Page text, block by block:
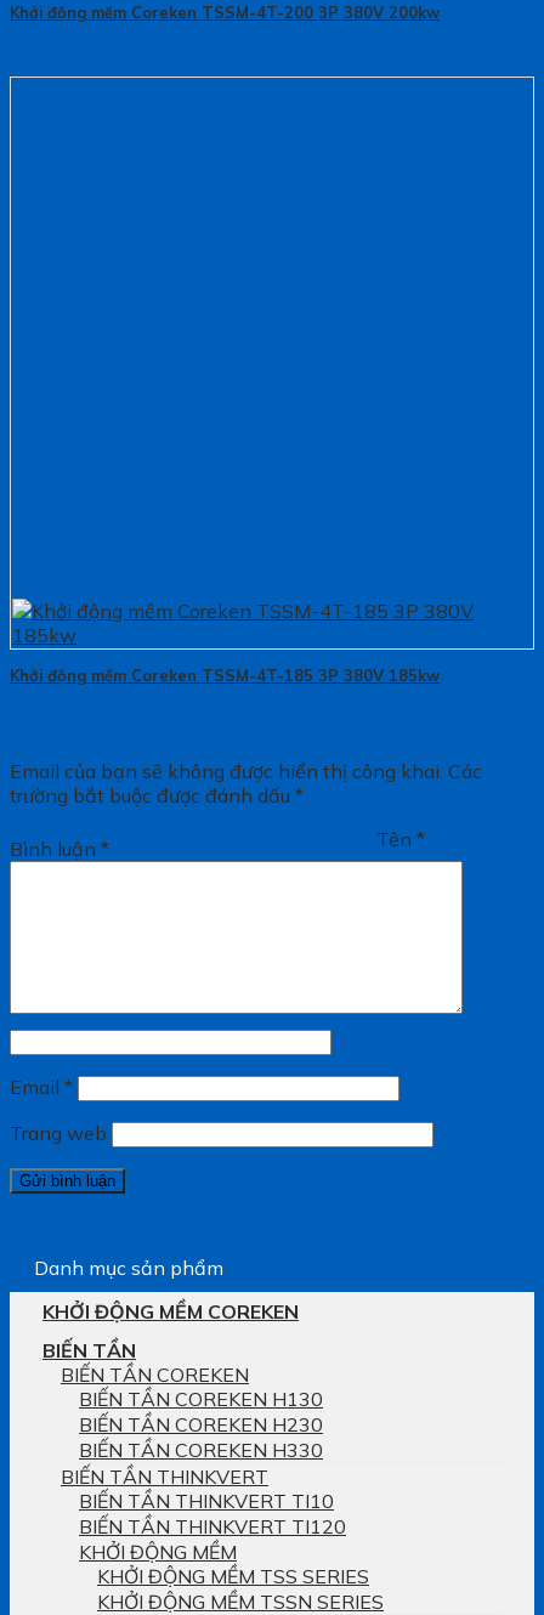
Khởi động mềm Coreken TSSM-4T-200 3P 380V 200kw
Khởi động mềm Coreken TSSM-4T-185 3P 380V 185kw
Email của bạn sẽ không được hiển thị công khai. Các
trường bắt buộc được đánh dấu *
Bình luận * Tên*
Email *
Trang web
Danh mục sản phẩm
KHỞI ĐỘNG MỀM COREKEN
BIẾN TẦN
BIẾN TẦN COREKEN
BIẾN TẦN COREKEN H130
BIẾN TẦN COREKEN H230
BIẾN TẦN COREKEN H330
BIẾN TẦN THINKVERT
BIẾN TẦN THINKVERT TI10
BIẾN TẦN THINKVERT TI120
KHỞI ĐỘNG MỀM
KHỞI ĐỘNG MỀM TSS SERIES
KHỞI ĐỘNG MỀM TSSN SERIES